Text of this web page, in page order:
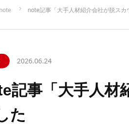
note
note記事「大手人材紹介会社が脱ス
2026.06.24
記事「大手人材
た